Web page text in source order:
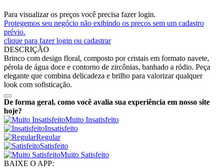
Para visualizar os preços você precisa fazer login.
Protegemos seu negócio não exibindo os preços sem um cadastro
prévio.
clique para fazer login ou cadastrar
DESCRIÇÃO
Brinco com design floral, composto por cristais em formato navete,
pérola de água doce e contorno de zircônias, banhado a ródio. Peça
elegante que combina delicadeza e brilho para valorizar qualquer
look com sofisticação.
De forma geral, como você avalia sua experiência em nosso site
hoje?
Muito Insatisfeito
Insatisfeito
Regular
Satisfeito
Muito Satisfeito
BAIXE O APP: